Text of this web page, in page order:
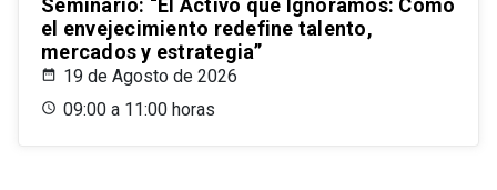
Seminario: “El Activo que Ignoramos: Cómo
el envejecimiento redefine talento,
mercados y estrategia”
19 de Agosto de 2026
09:00 a 11:00 horas